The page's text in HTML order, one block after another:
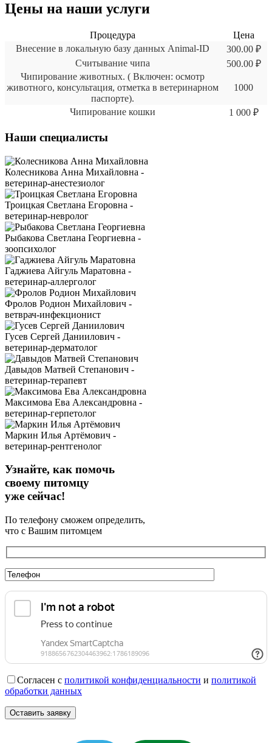
Цены на наши услуги
Процедура
Цена
Внесение в локальную базу данных Animal-ID
300.00 ₽
Считывание чипа
500.00 ₽
Чипирование животных. ( Включен: осмотр
животного, консультация, отметка в ветеринарном
паспорте).
1000
Чипирование кошки 1 000 ₽
Наши специалисты
Колесникова Анна Михайловна -
ветеринар-анестезиолог
Троицкая Светлана Егоровна -
ветеринар-невролог
Рыбакова Светлана Георгиевна -
зоопсихолог
Гаджиева Айгуль Маратовна -
ветеринар-аллерголог
Фролов Родион Михайлович -
ветврач-инфекционист
Гусев Сергей Даниилович -
ветеринар-дерматолог
Давыдов Матвей Степанович -
ветеринар-терапевт
Максимова Ева Александровна -
ветеринар-герпетолог
Маркин Илья Артёмович -
ветеринар-рентгенолог
Узнайте, как помочь
своему питомцу
уже сейчас!
По телефону сможем определить,
что с Вашим питомцем
Согласен с политикой конфиденциальности и политикой
обработки данных